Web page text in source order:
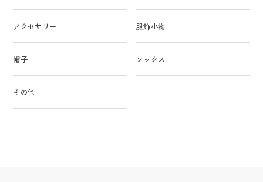
アクセサリー 服飾小物
帽子 ソックス
その他